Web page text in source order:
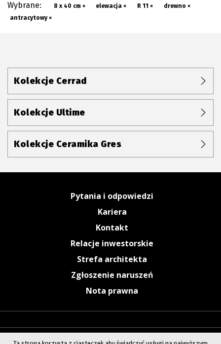
Wybrane: 8 x 40 cm × elewacja × R 11 ×
drewno ×
antracytowy ×
Kolekcje Cerrad
Kolekcje Ultime
Kolekcje Ceramika Gres
Pytania i odpowiedzi
Kariera
Kontakt
Relacje inwestorskie
Strefa architekta
Zgłoszenie naruszeń
Nota prawna